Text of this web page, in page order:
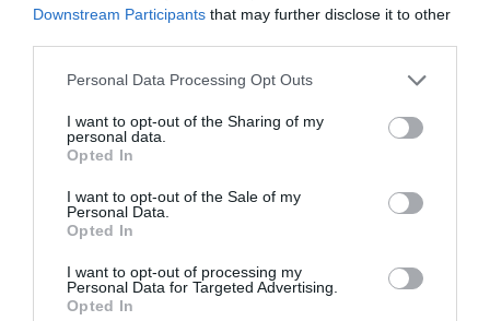
Downstream Participants that may further disclose it to other
Please note that this website/app uses one or more Google
not limited to your visit or usage behaviour. You may click to
grant or deny consent to Google and its third-party tags to
use your data for below specified purposes in below Google
consent section.
Personal Data Processing Opt Outs
I want to opt-out of the Sharing of my
personal data.
Opted In
I want to opt-out of the Sale of my
Personal Data.
Opted In
I want to opt-out of processing my
Personal Data for Targeted Advertising.
Opted In
ανήλικα παιδιά
των Μαλίων στην Κρήτη το μεσημέρι. όταν μια 40χρονη
ξεκίνησαν όταν δύο γυν...
05 Αυγούστου 2026
διαβάστε επίσης
περισσότερες ειδήσεις από το lykavitos.gr